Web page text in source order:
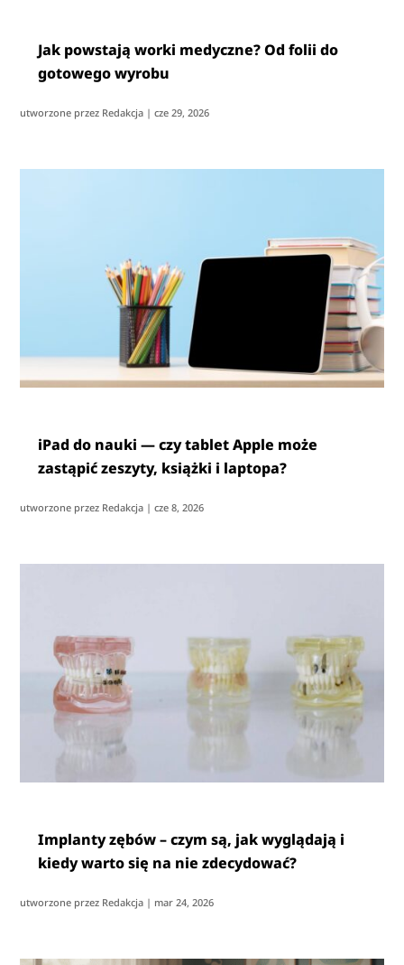
Jak powstają worki medyczne? Od folii do
gotowego wyrobu
utworzone przez Redakcja |cze 29, 2026
iPad do nauki — czy tablet Apple może
zastąpić zeszyty, książki i laptopa?
utworzone przez Redakcja |cze 8, 2026
Implanty zębów – czym są, jak wyglądają i
kiedy warto się na nie zdecydować?
utworzone przez Redakcja | mar 24, 2026